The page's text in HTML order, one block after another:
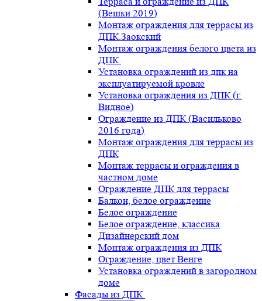
(Вешки 2019)
Монтаж ограждения для террасы из
ДПК.Заокский
Монтаж ограждения белого цвета из
ДПК.
Установка ограждений из дпк на
эксплуатируемой кровле
Установка ограждения из ДПК (г.
Видное)
Ограждение из ДПК (Васильково
2016 года)
Монтаж ограждения для террасы из
ДПК
Монтаж террасы и ограждения в
частном доме
Ограждение ДПК для террасы
Балкон, белое ограждение
Белое ограждение
Белое ограждение, классика
Дизайнерский дом
Монтаж ограждения из ДПК
Ограждение, цвет Венге
Установка ограждений в загородном
доме
Фасады из ДПК